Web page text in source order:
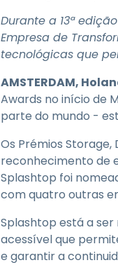
Durante a 13ª
Empresa de
tecnológicas que
AMSTERDAM,
Awards no início de
parte do mundo -
Os Prémios Storage,
reconhecimento de
Splashtop foi
com quatro outras
Splashtop está a
acessível que
e garantir a